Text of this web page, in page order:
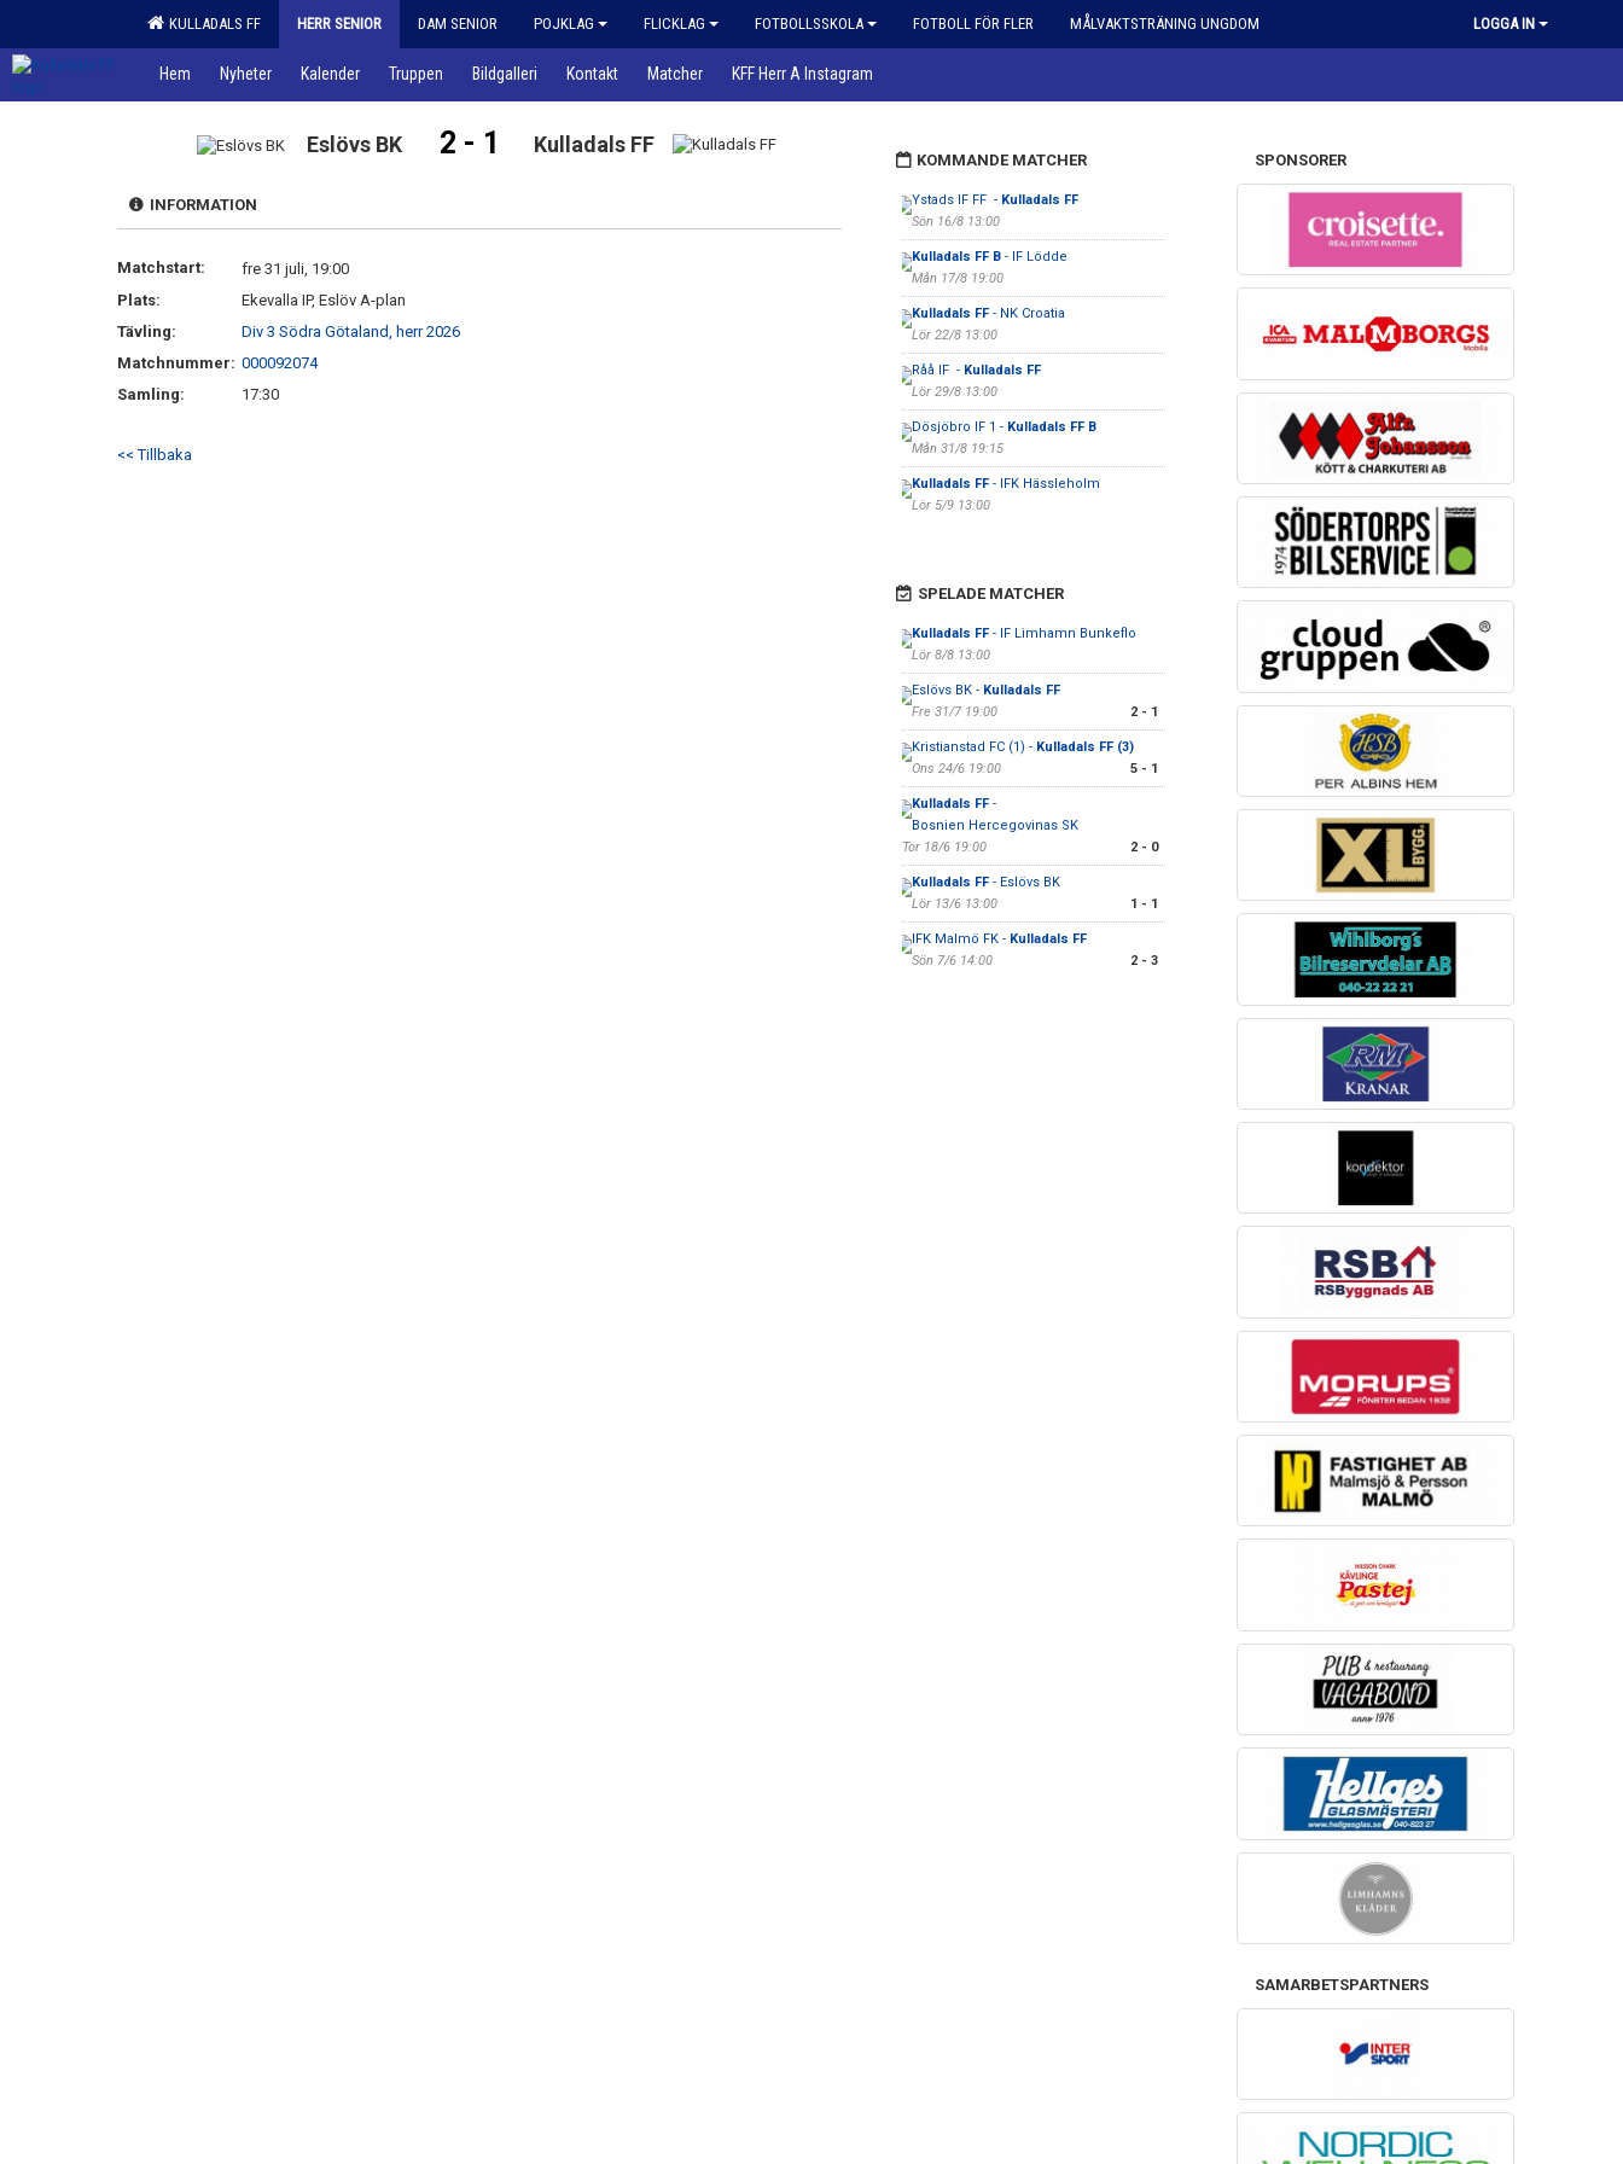
KULLADALS FF HERR SENIOR DAM SENIOR POJKLAG FLICKLAG FOTBOLLSSKOLA FOTBOLL FÖR FLER MÅLVAKTSTRÄNING UNGDOM LOGGA IN
Hem Nyheter Kalender Truppen Bildgalleri Kontakt Matcher KFF Herr A Instagram
Eslövs BK 2 - 1 Kulladals FF
INFORMATION
Matchstart:
fre 31 juli, 19:00
Plats:
Ekevalla IP, Eslöv A-plan
Tävling:
Div 3 Södra Götaland, herr 2026
Matchnummer: 000092074
Samling:
17:30
<< Tillbaka
KOMMANDE MATCHER
Ystads IF FF - Kulladals FF
Sön 16/8 13:00
Kulladals FF B- IF Lödde
Mån 17/8 19:00
Kulladals FF- NK Croatia
Lör 22/8 13:00
Råå IF - Kulladals FF
Lör 29/8 13:00
Dösjöbro IF 1 - Kulladals FF B
Mån 31/8 19:15
Kulladals FF- IFK Hässleholm
Lör 5/9 13:00
SPELADE MATCHER
Kulladals FF- IF Limhamn Bunkeflo
Lör 8/8 13:00
Eslövs BK - Kulladals FF
Fre 31/7 19:00
2 - 1
Kristianstad FC (1) - Kulladals FF (3)
Ons 24/6 19:00
5 - 1
Kulladals FF-
Bosnien Hercegovinas SK
Tor 18/6 19:00
2 - 0
Kulladals FF- Eslövs BK
Lör 13/6 13:00
1 - 1
IFK Malmö FK - Kulladals FF
Sön 7/6 14:00
2 - 3
SPONSORER
SAMARBETSPARTNERS